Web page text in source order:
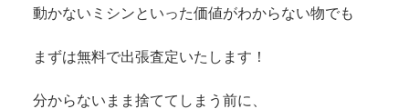
動かないミシンといった価値がわからない物でも
まずは無料で出張査定いたします！
分からないまま捨ててしまう前に、